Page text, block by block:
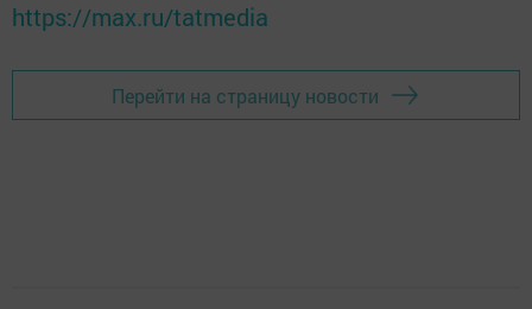
https://max.ru/tatmedia
Перейти на страницу новости